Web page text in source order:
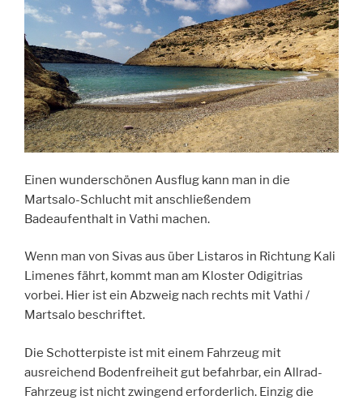
Einen wunderschönen Ausflug kann man in die
Martsalo-Schlucht mit anschließendem
Badeaufenthalt in Vathi machen.
Wenn man von Sivas aus über Listaros in Richtung Kali
Limenes fährt, kommt man am Kloster Odigitrias
vorbei. Hier ist ein Abzweig nach rechts mit Vathi /
Martsalo beschriftet.
Die Schotterpiste ist mit einem Fahrzeug mit
ausreichend Bodenfreiheit gut befahrbar, ein Allrad-
Fahrzeug ist nicht zwingend erforderlich. Einzig die